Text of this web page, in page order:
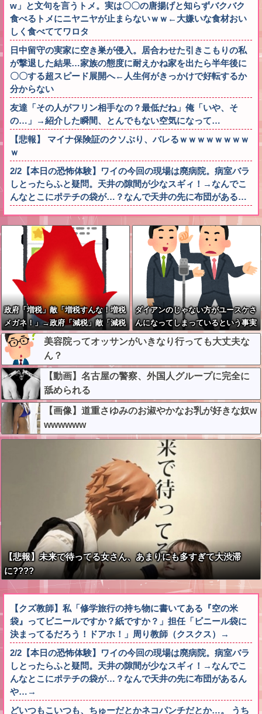
w」と文句を言うトメ。実は〇〇の唐揚げと知らずバクバク
食べるトメにニヤニヤが止まらないｗｗ←大嫌いな食材おい
しく食べててワロタ
日中留守の実家に空き巣が侵入。居合わせた引きこもりの私
が撃退した結果…家族の態度に耐えかね家を出たら半年後に
〇〇する超スピード展開へ←人生何がきっかけで好転するか
分からない
友達「その人がフリン相手なの？最低だね」俺「いや、そ
の…」→紹介した瞬間、とんでもない空気になって…
【悲報】 マイナ保険証のクソぶり、バレるｗｗｗｗｗｗｗｗ
ｗ
2/2【本日の恐怖体験】ワイの今回の現場は廃病院。病室バラ
しとったらふと疑問。天井の隙間が少なスギィ！→なんでこ
んなとこにポテチの袋が…？なんで天井の先に布団がある…
政府「増税」敵「増税すんな！増税
メガネ！」→政府「減税」敵「減税
すんな！社会保障どうなる！」
ダイアンのじゃない方がユースケさ
んになってしまっているという事実
←これ
美容院ってオッサンがいきなり行っても大丈夫な
ん？
【動画】名古屋の警察、外国人グループに完全に
舐められる
【画像】道重さゆみのお淑やかなお乳が好きな奴w
wwwwww
【悲報】未来で待ってる女さん、あまりにも多すぎて大渋滞
に????
【クズ教師】私「修学旅行の持ち物に書いてある『空の米
袋』ってビニールですか？紙ですか？」担任「ビニール袋に
決まってるだろう！ドアホ！」周り教師（クスクス）→
2/2【本日の恐怖体験】ワイの今回の現場は廃病院。病室バラ
しとったらふと疑問。天井の隙間が少なスギィ！→なんでこ
んなとこにポテチの袋が…？なんで天井の先に布団があるん
や…→
どいつもこいつも、ちゅーだとかネコパンチだとか…。 うち